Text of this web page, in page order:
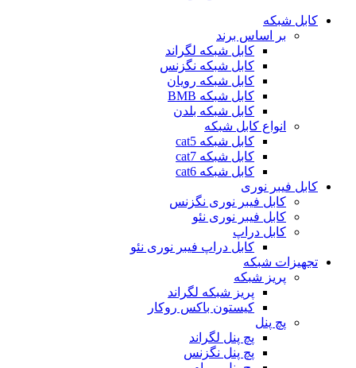
کابل شبکه
بر اساس برند
کابل شبکه لگراند
کابل شبکه نگزنس
کابل شبکه رویان
کابل شبکه ‌BMB
کابل شبکه بلدن
انواع کابل شبکه
کابل شبکه cat5
کابل شبکه cat7
کابل شبکه cat6
کابل فیبر نوری
کابل فیبر نوری نگزنس
کابل فیبر نوری نئو
کابل دراپ
کابل دراپ فیبر نوری نئو
تجهیزات شبکه
پریز شبکه
پریز شبکه لگراند
کیستون باکس روکار
پچ پنل
پچ پنل لگراند
پچ پنل نگزنس